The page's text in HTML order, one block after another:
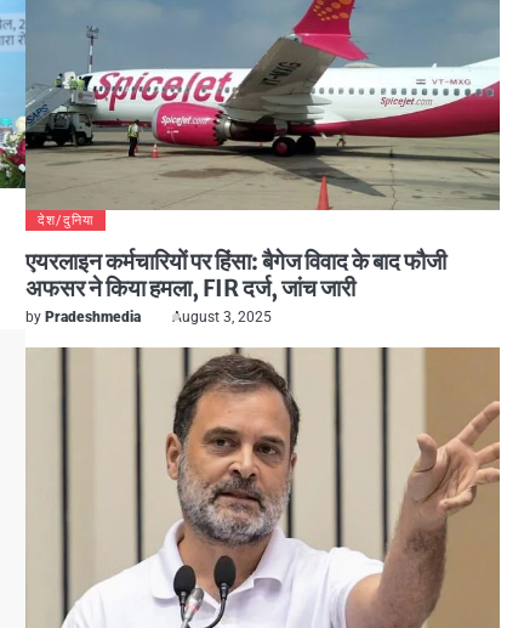
देश/दुनिया
एयरलाइन कर्मचारियों पर हिंसा: बैगेज विवाद के बाद फौजी
अफसर ने किया हमला, FIR दर्ज, जांच जारी
by Pradeshmedia August 3, 2025